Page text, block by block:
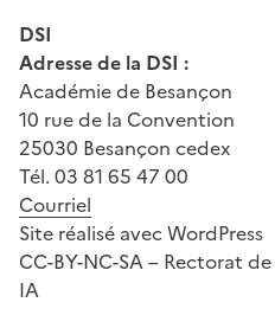
DSI
Adresse de la DSI :
Académie de Besançon
10 rue de la Convention
25030 Besançon cedex
Tél. 03 81 65 47 00
Courriel
Site réalisé avec WordPress
CC-BY-NC-SA – Rectorat
IA